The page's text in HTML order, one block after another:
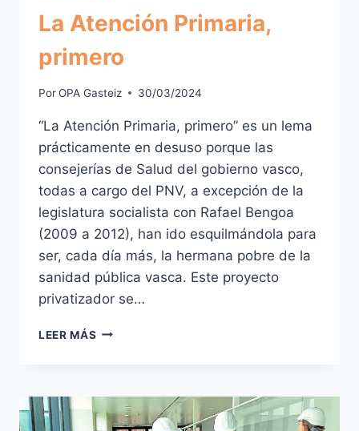
La Atención Primaria,
primero
PorOPA Gasteiz 30/03/2024
“La Atención Primaria, primero” es un lema
prácticamente en desuso porque las
consejerías de Salud del gobierno vasco,
todas a cargo del PNV, a excepción de la
legislatura socialista con Rafael Bengoa
(2009 a 2012), han ido esquilmándola para
ser, cada día más, la hermana pobre de la
sanidad pública vasca. Este proyecto
privatizador se…
LEER MÁS LA